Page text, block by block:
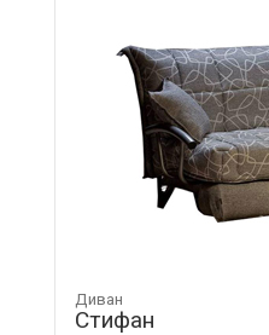
Диван
Стифан